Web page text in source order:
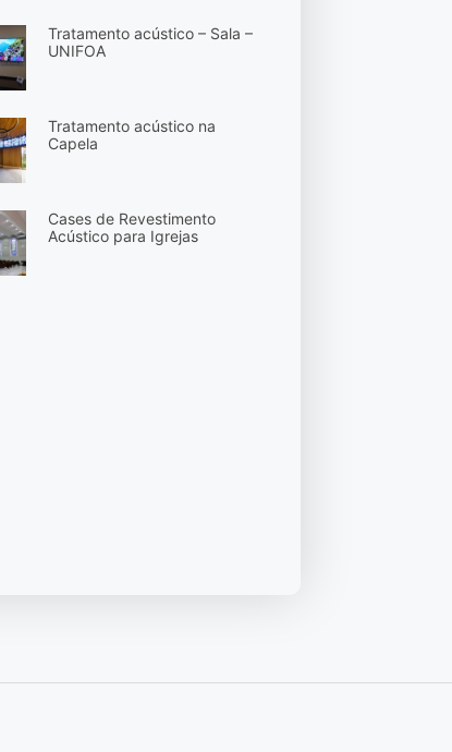
Tratamento acústico – Sala –
UNIFOA
Tratamento acústico na
Capela
Cases de Revestimento
Acústico para Igrejas